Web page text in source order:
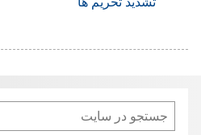
Search